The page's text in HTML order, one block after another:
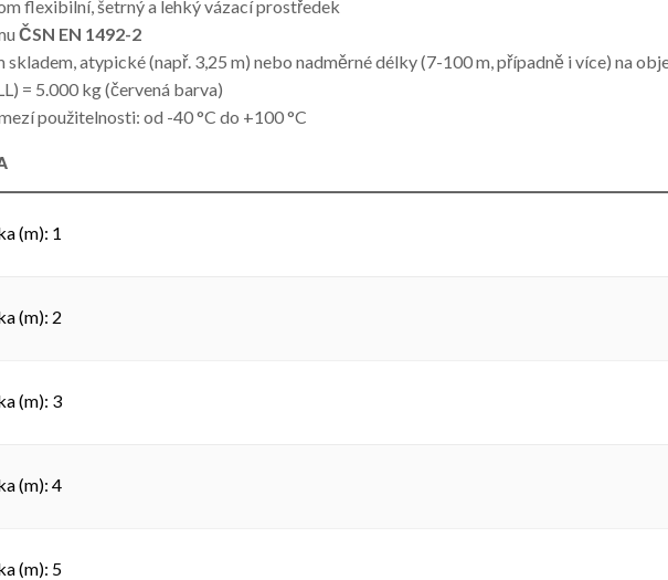
flexibilní, šetrný a lehký vázací prostředek
ČSN EN 1492-2
skladem, atypické (např. 3,25 m) nebo nadměrné délky (7-100 m, případně i více) na
= 5.000 kg (červená barva)
použitelnosti: od -40 °C do +100 °C
(m): 1
(m): 2
(m): 3
(m): 4
(m): 5